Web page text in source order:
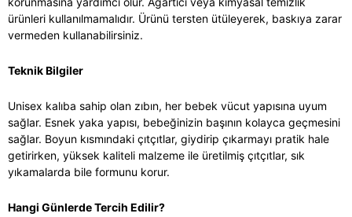
ürünleri kullanılmamalıdır. Ürünü tersten ütüleyerek, baskıya zarar
vermeden kullanabilirsiniz.
Teknik Bilgiler
Unisex kalıba sahip olan zıbın, her bebek vücut yapısına uyum
sağlar. Esnek yaka yapısı, bebeğinizin başının kolayca geçmesini
sağlar. Boyun kısmındaki çıtçıtlar, giydirip çıkarmayı pratik hale
getirirken, yüksek kaliteli malzeme ile üretilmiş çıtçıtlar, sık
yıkamalarda bile formunu korur.
Hangi Günlerde Tercih Edilir?